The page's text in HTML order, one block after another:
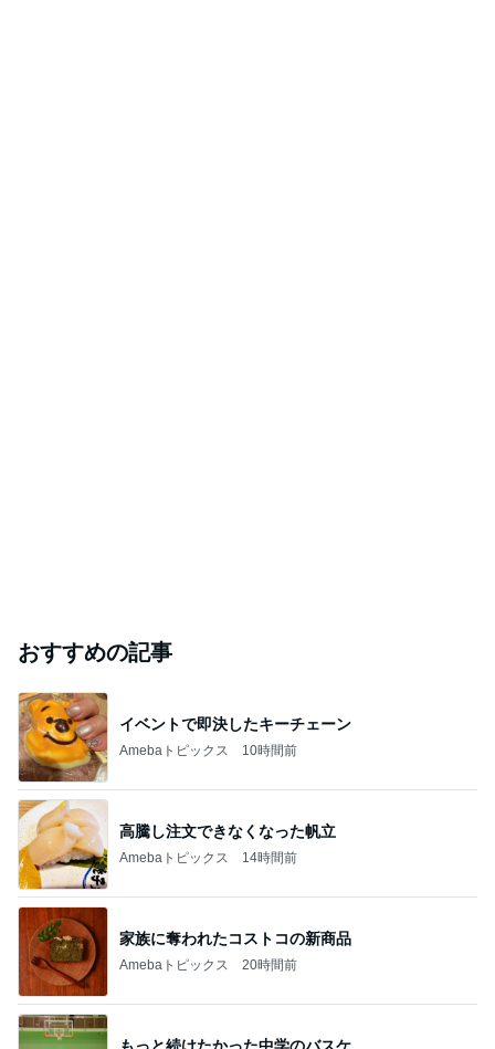
おすすめの記事
イベントで即決したキーチェーン
Amebaトピックス 10時間前
高騰し注文できなくなった帆立
Amebaトピックス 14時間前
家族に奪われたコストコの新商品
Amebaトピックス 20時間前
もっと続けたかった中学のバスケ